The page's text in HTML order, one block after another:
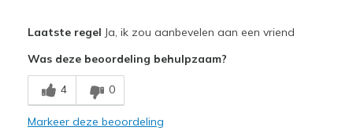
Comfortable
Beste toepassingen
Casual Wear
Laatste regel Ja, ik zou aanbevelen aan een vriend
Was deze beoordeling behulpzaam?
4 0
Markeer deze beoordeling